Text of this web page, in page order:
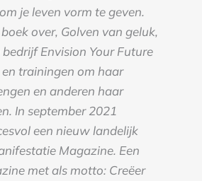
je leven vorm te geven.
over, Golven van geluk,
Envision Your Future
trainingen om haar
en anderen haar
In september 2021
een nieuw landelijk
Magazine. Een
met als motto: Creëer